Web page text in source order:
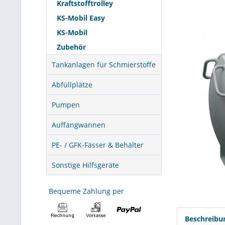
Kraftstofftrolley
KS-Mobil Easy
KS-Mobil
Zubehör
Tankanlagen für Schmierstoffe
Abfüllplätze
Pumpen
Auffangwannen
PE- / GFK-Fässer & Behälter
Sonstige Hilfsgeräte
Bequeme Zahlung per